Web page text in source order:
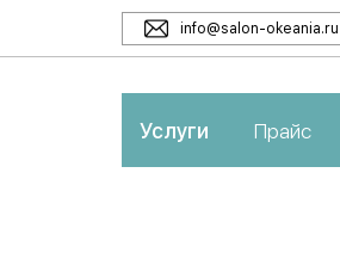
info@salon-okeania.ru
Услуги Прайс